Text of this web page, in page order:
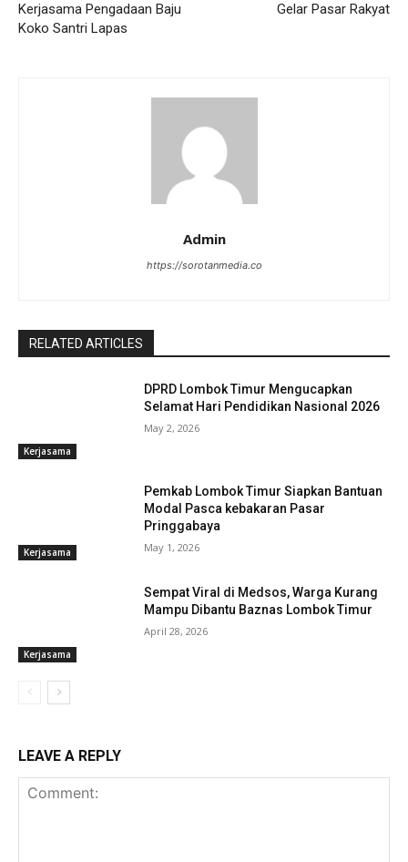
Kerjasama Pengadaan Baju
Koko Santri Lapas
Gelar Pasar Rakyat
Admin
https://sorotanmedia.co
RELATED ARTICLES
Kerjasama
DPRD Lombok Timur Mengucapkan
Selamat Hari Pendidikan Nasional 2026
May 2, 2026
Kerjasama
Pemkab Lombok Timur Siapkan Bantuan
Modal Pasca kebakaran Pasar
Pringgabaya
May 1, 2026
Kerjasama
Sempat Viral di Medsos, Warga Kurang
Mampu Dibantu Baznas Lombok Timur
April 28, 2026
LEAVE A REPLY